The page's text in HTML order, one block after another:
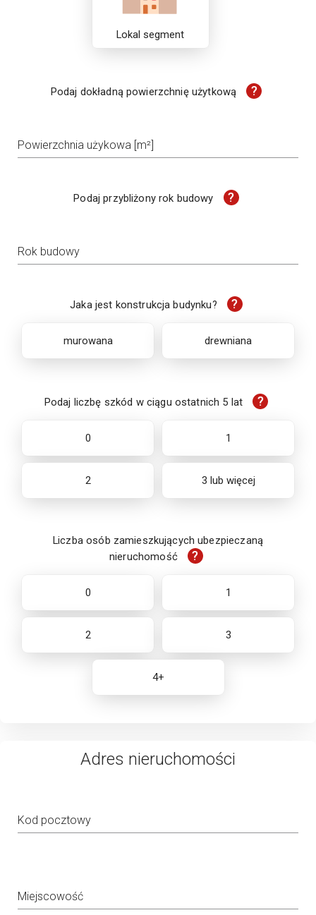
Lokal segment
Podaj dokładną powierzchnię użytkową ?
Powierzchnia użykowa [m²]
Podaj przybliżony rok budowy ?
Rok budowy
Jaka jest konstrukcja budynku? ?
murowana drewniana
Podaj liczbę szkód w ciągu ostatnich 5 lat ?
0 1
2 3 lub więcej
Liczba osób zamieszkujących ubezpieczaną
nieruchomość
?
0 1
2 3
4+
Adres nieruchomości
Kod pocztowy
Miejscowość